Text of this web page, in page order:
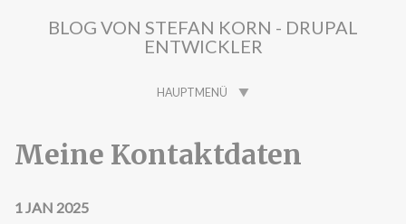
BLOG VON STEFAN KORN - DRUPAL
ENTWICKLER
HAUPTMENÜ
Meine Kontaktdaten
1 JAN 2025